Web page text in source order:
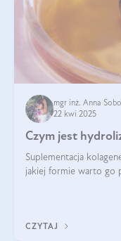
mgr inż. Anna Sobol
22 kwi 2025
Czym jest
Suplementacja
jakiej formie warto go
CZYTAJ